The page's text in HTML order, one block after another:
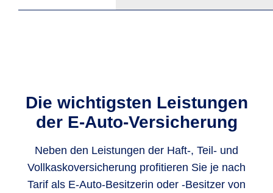
Die wichtigsten Leistungen
der E-Auto-Versicherung
Neben den Leistungen der Haft-, Teil- und
Vollkaskoversicherung profitieren Sie je nach
Tarif als E-Auto-Besitzerin oder -Besitzer von